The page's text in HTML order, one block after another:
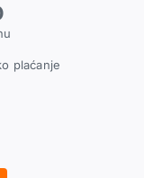
plaćanje